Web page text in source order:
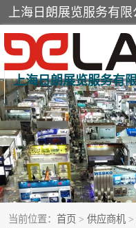
上海日朗展览服务有
当前位置： 首页 > 供应商机 >
展台装修搭建
展厅装修
展会装修设计
活动策划